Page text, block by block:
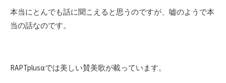
本当にとんでも話に聞こえると思うのですが、嘘のようで本
当の話なのです。
RAPTplusαでは美しい賛美歌が載っています。